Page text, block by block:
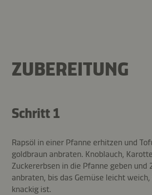
ZUBEREITUNG
Schritt 1
Rapsöl in einer Pfanne erhitzen und
goldbraun anbraten. Knoblauch,
Zuckererbsen in die Pfanne geben und
anbraten, bis das Gemüse leicht
knackig ist.